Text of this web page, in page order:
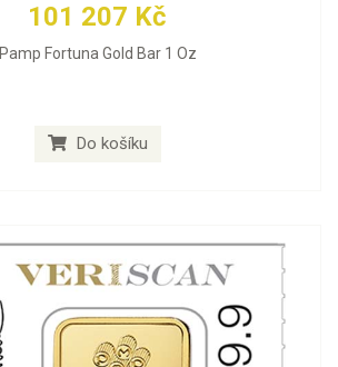
101 207 Kč
Pamp Fortuna Gold Bar 1 Oz
Do košíku